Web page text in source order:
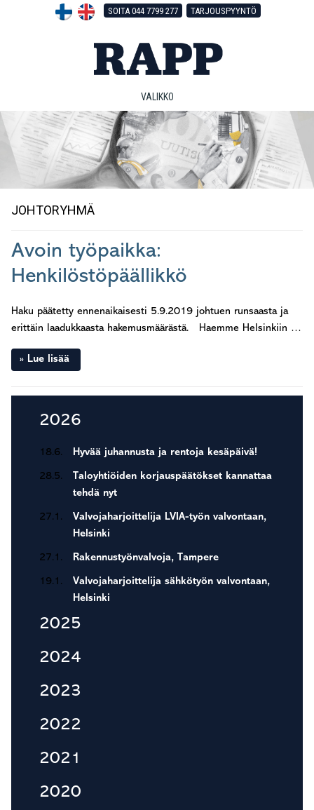
SOITA 044 7799 277 TARJOUSPYYNTÖ
VALIKKO
JOHTORYHMÄ
Avoin työpaikka:
Henkilöstöpäällikkö
Haku päätetty ennenaikaisesti 5.9.2019 johtuen runsaasta ja
erittäin laadukkaasta hakemusmäärästä. Haemme Helsinkiin …
Lue lisää
Ensisijainen
sivupalkki
2026
18.6. Hyvää juhannusta ja rentoja kesäpäivä!
28.5.
Taloyhtiöiden korjauspäätökset kannattaa
tehdä nyt
27.1.
Valvojaharjoittelija LVIA-työn valvontaan,
Helsinki
27.1. Rakennustyönvalvoja, Tampere
19.1.
Valvojaharjoittelija sähkötyön valvontaan,
Helsinki
2025
2024
2023
2022
2021
2020